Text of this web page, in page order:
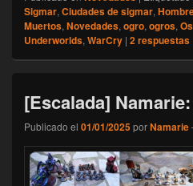
Sigmar, Ciudades de sigmar,
Muertos, Novedades, ogro, ogros,
Underworlds, WarCry | 2respuestas
[Escalada]
Publicado el 01/01/2025porNamarie